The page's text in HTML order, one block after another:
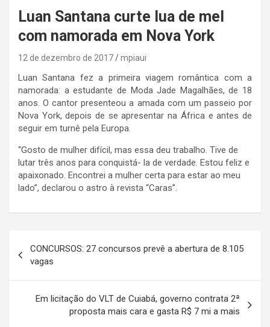
Luan Santana curte lua de mel
com namorada em Nova York
12 de dezembro de 2017 mpiaui
Luan Santana fez a primeira viagem romântica com a
namorada: a estudante de Moda Jade Magalhães, de 18
anos. O cantor presenteou a amada com um passeio por
Nova York, depois de se apresentar na África e antes de
seguir em turnê pela Europa.
“Gosto de mulher difícil, mas essa deu trabalho. Tive de
lutar três anos para conquistá- la de verdade. Estou feliz e
apaixonado. Encontrei a mulher certa para estar ao meu
lado”, declarou o astro à revista “Caras”.
de
Post
CONCURSOS: 27 concursos prevê a abertura de 8.105
vagas
Em licitação do VLT de Cuiabá, governo contrata 2ª
proposta mais cara e gasta R$ 7 mi a mais